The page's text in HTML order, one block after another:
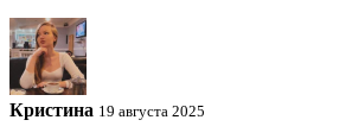
Кристина 19 августа 2025